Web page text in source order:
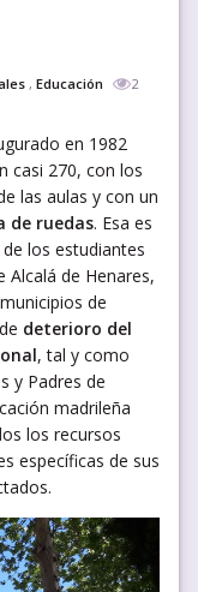
, Educación
2
en 1982
casi 270, con los
las aulas y con un
de ruedas. Esa es
los estudiantes
Alcalá de Henares,
de
deterioro del
, tal y como
y Padres de
madrileña
los recursos
específicas de sus